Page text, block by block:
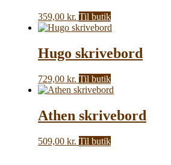
359,00 kr. Til butik
Hugo skrivebord
729,00 kr. Til butik
Athen skrivebord
509,00 kr. Til butik